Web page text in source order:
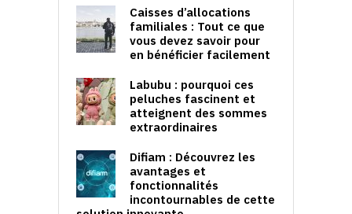
Caisses d’allocations
familiales : Tout ce que
vous devez savoir pour
en bénéficier facilement
Labubu : pourquoi ces
peluches fascinent et
atteignent des sommes
extraordinaires
Difiam : Découvrez les
avantages et
fonctionnalités
incontournables de cette